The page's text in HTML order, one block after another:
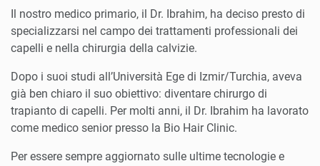
Il nostro medico primario, il Dr. Ibrahim, ha deciso presto di
specializzarsi nel campo dei trattamenti professionali dei
capelli e nella chirurgia della calvizie.
Dopo i suoi studi all’Università Ege di Izmir/Turchia, aveva
già ben chiaro il suo obiettivo: diventare chirurgo di
trapianto di capelli. Per molti anni, il Dr. Ibrahim ha lavorato
come medico senior presso la Bio Hair Clinic.
Per essere sempre aggiornato sulle ultime tecnologie e